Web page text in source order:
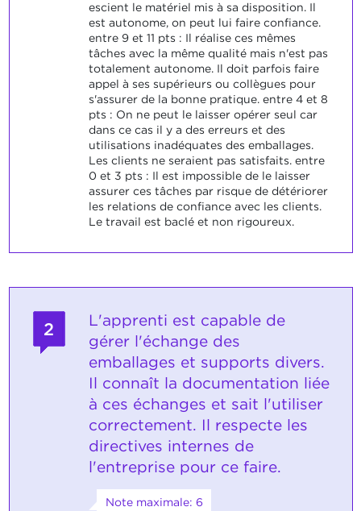
escient le matériel mis à sa disposition. Il
est autonome, on peut lui faire confiance.
entre 9 et 11 pts : Il réalise ces mêmes
tâches avec la même qualité mais n'est pas
totalement autonome. Il doit parfois faire
appel à ses supérieurs ou collègues pour
s'assurer de la bonne pratique. entre 4 et 8
pts : On ne peut le laisser opérer seul car
dans ce cas il y a des erreurs et des
utilisations inadéquates des emballages.
Les clients ne seraient pas satisfaits. entre
0 et 3 pts : Il est impossible de le laisser
assurer ces tâches par risque de détériorer
les relations de confiance avec les clients.
Le travail est baclé et non rigoureux.
2
L'apprenti est capable de
gérer l'échange des
emballages et supports divers.
Il connaît la documentation liée
à ces échanges et sait l'utiliser
correctement. Il respecte les
directives internes de
l'entreprise pour ce faire.
Note maximale: 6